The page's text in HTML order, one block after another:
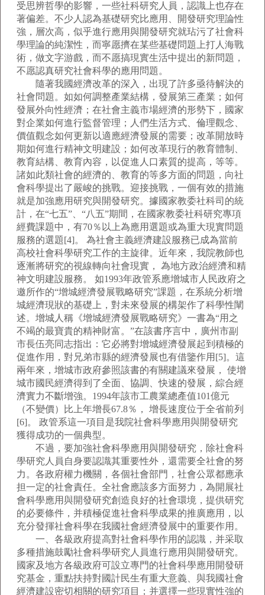
受思辨哲學的影響，一些社科研究人員，認識上也存在
著偏差。不少人認為基礎研究比應用、開發研究理論性
強，層次高，似乎進行應用與開發研究就玷污了社會科
學理論的純潔性，而寧愿擠在某些基礎問題上打人海戰
術，做文字游戲，而不愿搞現實生活中提出的新問題，
不愿認真研究社會科學的應用問題。
隨著我國經濟改革的深入，出現了許多亟待解決的
社會問題。如如何調整產業結構，發展第三產業；如何
發展外向性經濟；在社會主義市場經濟的形勢下，國家
對企業如何進行監督管理；人們生活方式、倫理觀念、
價值觀念如何更新以適應經濟發展的需要；改革開放時
期如何進行精神文明建設；如何改革現行的教育體制、
教育結構、教育內容，以促進人口素質的提高，等等。
諸如此類社會的經濟的、教育的等多方面的問題，向社
會科學提出了嚴峻的挑戰。迎接挑戰，一個有效的措施
就是加強應用研究與開發研究。據國家教委社科司的統
計，在“七五”、“八五”期間，在國家教委社科研究專項
經費課題中，有70％以上為應用選題或為重大現實問題
服務的選題[4]。 為社會主義經濟建設服務已成為當前
高校社會科學研究工作的主旋律。近年來，我院教師也
逐漸將研究的視線轉向社會現實， 為地方政治經濟和精
神文明建設服務。 如1993年政管系應增城市人民政府之
邀所作的“增城經濟發展戰略研究”課題，在系統分析增
城經濟現狀的基礎上，對未來發展的構架作了科學性闡
述。增城人稱《增城經濟發展戰略研究》一書為“用之
不竭的最寶貴的精神財富。”在該書序言中，廣州市副
市長伍亮同志指出：它必將對增城經濟發展起到積極的
促進作用，對兄弟市縣的經濟發展也有借鑒作用[5]。這
兩年來，增城市政府參照該書的有關建議來發展， 使增
城市國民經濟得到了全面、協調、快速的發展，綜合經
濟實力不斷增強。1994年該市工農業總產值101億元
（不變價）比上年增長67.8％， 增長速度位于全省前列
[6]。 政管系這一項目是我院社會科學應用與開發研究
獲得成功的一個典型。
不過，要加強社會科學應用與開發研究，除社會科
學研究人員自身要認識其重要性外，還需要全社會的努
力。各政府權力機關，各個社會部門，社會公眾都應承
担一定的社會責任。全社會應該多方面努力，為開展社
會科學應用與開發研究創造良好的社會環境，提供研究
的必要條件，并積極促進社會科學成果的推廣應用，以
充分發揮社會科學在我國社會經濟發展中的重要作用。
一、各級政府提高對社會科學作用的認識，并采取
多種措施鼓勵社會科學研究人員進行應用與開發研究。
國家及地方各級政府可設立專門的社會科學應用開發研
究基金，重點扶持對國計民生有重大意義、與我國社會
經濟建設密切相關的研究項目；并選擇一些現實性強的